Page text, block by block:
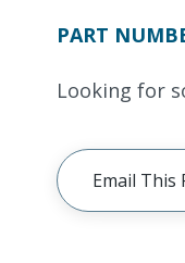
PART
Looking for
Email This